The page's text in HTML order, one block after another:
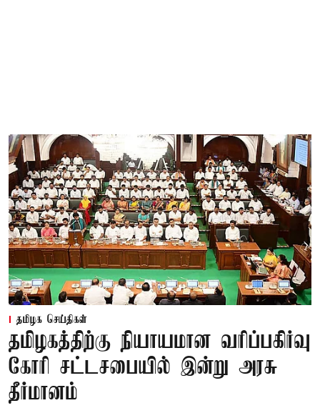
தமிழக செய்திகள்
தமிழகத்திற்கு நியாயமான வரிப்பகிர்வு
கோரி சட்டசபையில் இன்று அரசு
தீர்மானம்